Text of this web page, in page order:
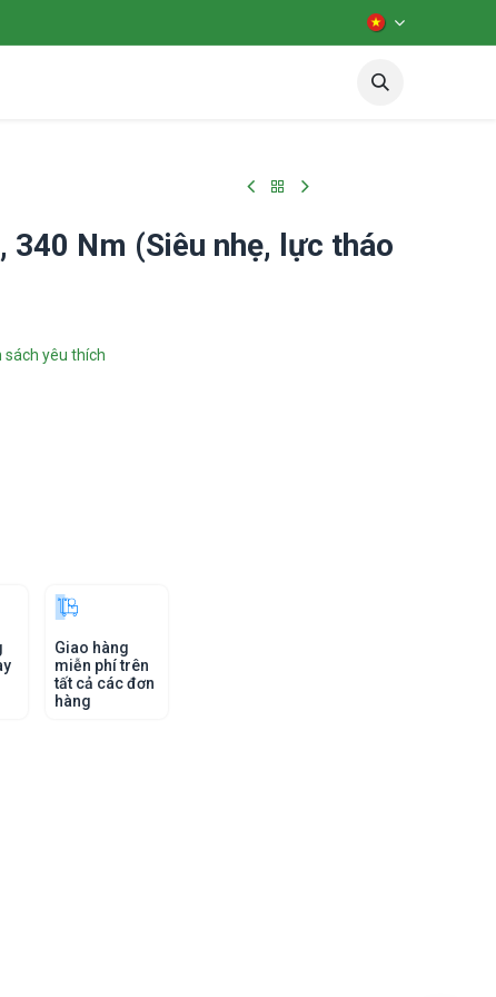
340 Nm (Siêu nhẹ, lực tháo
yêu thích
Giao hàng
miễn phí trên
tất cả các đơn
hàng